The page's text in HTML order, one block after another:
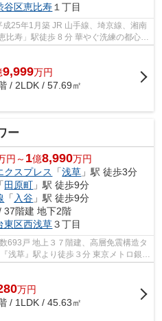
谷区恵比寿 １丁目
8 分 華やぐ洗練の都心
9,999万円
/ 2LDK / 57.69㎡
ー
円～ 1億8,990万円
クスプレス
「浅草 」駅 徒歩3分
「 田原町 」駅 徒歩9分
「 入谷 」駅 徒歩9分
37階建 地下2階
東区西浅草３丁目
万円
/ 1LDK / 45.63㎡